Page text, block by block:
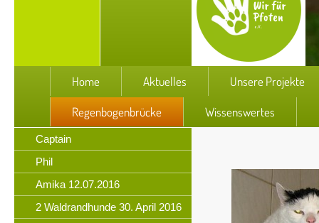
Home Aktuelles Unsere Projekte
Regenbogenbrücke Wissenswertes
Captain
Phil
Amika 12.07.2016
2 Waldrandhunde 30. April 2016